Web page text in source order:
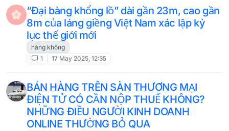
“Đại bàng khổng lồ” dài gần 23m, cao gần
8m của láng giềng Việt Nam xác lập kỷ
lục thế giới mới
hàng không
1
17 May 2025, 12:35
BÁN HÀNG TRÊN SÀN THƯƠNG MẠI
ĐIỆN TỬ CÓ CẦN NỘP THUẾ KHÔNG?
NHỮNG ĐIỀU NGƯỜI KINH DOANH
ONLINE THƯỜNG BỎ QUA